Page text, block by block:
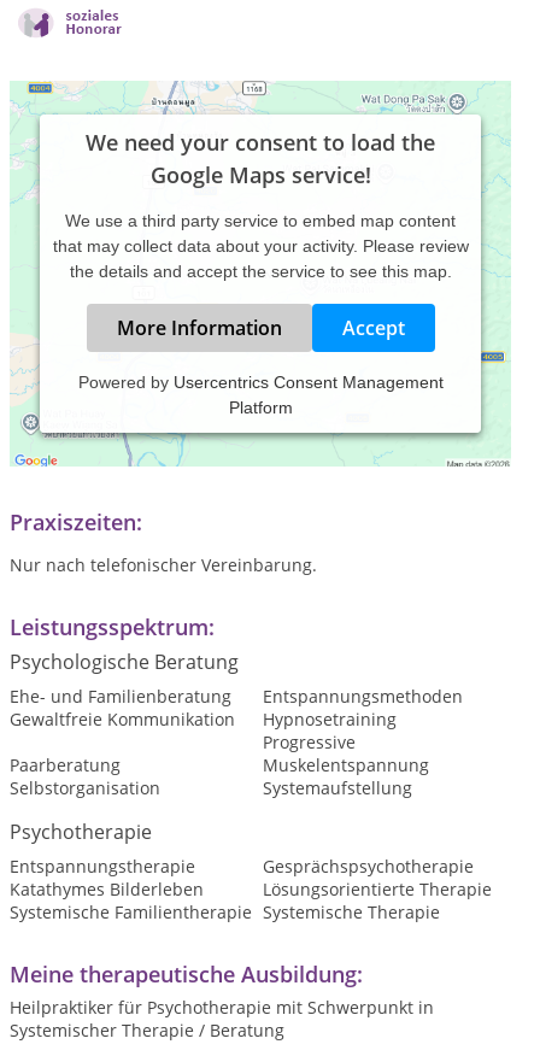
We need your consent to load the
Google Maps service!
We use a third party service to embed map content
that may collect data about your activity. Please review
the details and accept the service to see this map.
More Information Accept
Powered by Usercentrics Consent Management
Platform
Ich lege meinen Schwerpunkt auf Paare und Familien und die
Themen Trennung, Platz und Umgang in der Familie sowie
Selbstvertrauen.
Praxiszeiten:
Nur nach telefonischer Vereinbarung.
Leistungsspektrum:
Psychologische Beratung
Ehe- und Familienberatung
Entspannungsmethoden
Gewaltfreie Kommunikation
Hypnosetraining
Paarberatung
Progressive
Muskelentspannung
Selbstorganisation
Systemaufstellung
Psychotherapie
Entspannungstherapie
Gesprächspsychotherapie
Katathymes Bilderleben
Lösungsorientierte Therapie
Systemische Familientherapie Systemische Therapie
Meine therapeutische Ausbildung:
Heilpraktiker für Psychotherapie mit Schwerpunkt in
Systemischer Therapie / Beratung